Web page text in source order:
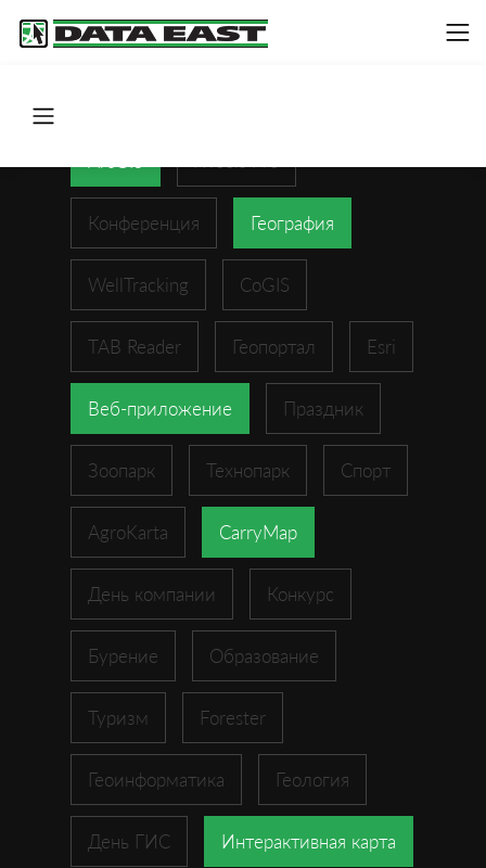
Конференция География
WellTracking CoGIS
TAB Reader Геопортал Esri
Веб-приложение Праздник
Зоопарк Технопарк Спорт
AgroKarta CarryMap
День компании Конкурс
Бурение Образование
Туризм Forester
Геоинформатика Геология
День ГИС Интерактивная карта